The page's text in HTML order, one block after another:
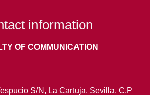
information
OF COMMUNICATION
S/N, La Cartuja. Sevilla. C.P